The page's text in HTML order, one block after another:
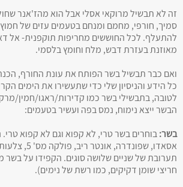
זה לא תבשיל מרוקאי אסלי אבל הוא מהז'אנר
סמיך, חורפי, מחמם ומנחם בטעמים עזים של חמוץ
להתעלף. לכל החוששים מחריפות תוקפנית- אל
מאוזנת בעזרת דבש, מלח וחומץ בלסמי.
ואם כבר תבשיל בשר הפותח את עונת החורף,
כל הידע והניסיון שלי כדי שתעשירו את הימים
לטובה, בתבשילי בשר כמו קדירות/ראגו/חמין/
הבשר ייצא נימוח, נמס בפה ועשיר בטעמים:
בשר:בוחרים בשר טרי, לא קפוא וגם לא קפוא
אסאדו, שפונדרה,
תערובת של שניים שלושה סוגים. הקפידו על בשר
חריצי שומן דקיקים, כמו רשת של נימים).